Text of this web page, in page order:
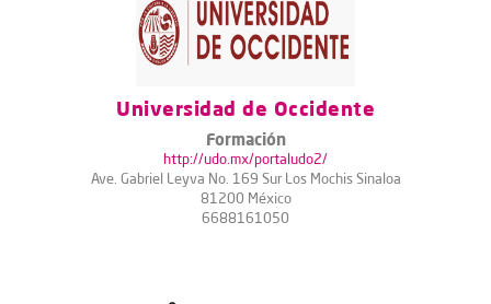
Universidad de Occidente
Formación
http://udo.mx/portaludo2/
Ave. Gabriel Leyva No. 169 Sur Los Mochis Sinaloa
81200 México
6688161050